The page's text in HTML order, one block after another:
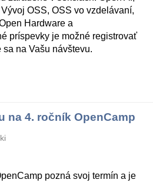
OSS, OSS vo vzdelávaní,
Hardware a
príspevky je možné registrovať
na Vašu návštevu.
na 4. ročník OpenCamp
pozná svoj termín a je